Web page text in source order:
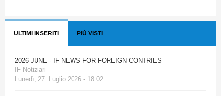
ULTIMI INSERITI PIÙ VISTI
2026 JUNE - IF NEWS FOR FOREIGN CONTRIES
IF Notiziari
Lunedì, 27. Luglio 2026 - 18:02